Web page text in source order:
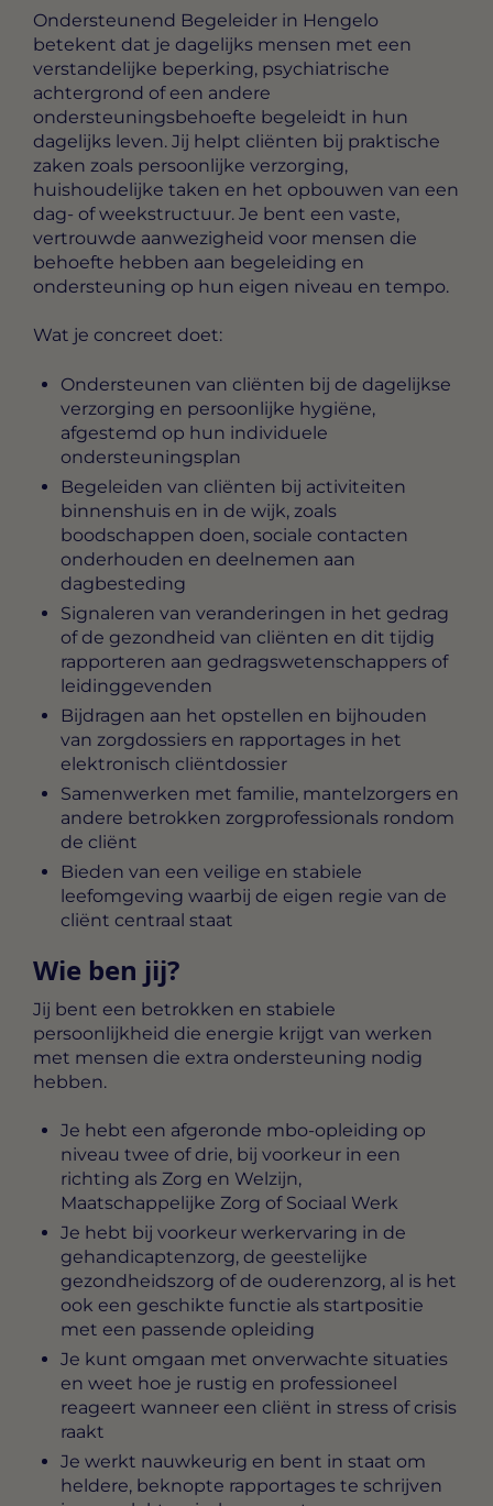
Ondersteunend Begeleider in Hengelo
betekent dat je dagelijks mensen met een
verstandelijke beperking, psychiatrische
achtergrond of een andere
ondersteuningsbehoefte begeleidt in hun
dagelijks leven. Jij helpt cliënten bij praktische
zaken zoals persoonlijke verzorging,
huishoudelijke taken en het opbouwen van een
dag- of weekstructuur. Je bent een vaste,
vertrouwde aanwezigheid voor mensen die
behoefte hebben aan begeleiding en
ondersteuning op hun eigen niveau en tempo.
Wat je concreet doet:
Ondersteunen van cliënten bij de dagelijkse
verzorging en persoonlijke hygiëne,
afgestemd op hun individuele
ondersteuningsplan
Begeleiden van cliënten bij activiteiten
binnenshuis en in de wijk, zoals
boodschappen doen, sociale contacten
onderhouden en deelnemen aan
dagbesteding
Signaleren van veranderingen in het gedrag
of de gezondheid van cliënten en dit tijdig
rapporteren aan gedragswetenschappers of
leidinggevenden
Bijdragen aan het opstellen en bijhouden
van zorgdossiers en rapportages in het
elektronisch cliëntdossier
Samenwerken met familie, mantelzorgers en
andere betrokken zorgprofessionals rondom
de cliënt
Bieden van een veilige en stabiele
leefomgeving waarbij de eigen regie van de
cliënt centraal staat
Wie ben jij?
Jij bent een betrokken en stabiele
persoonlijkheid die energie krijgt van werken
met mensen die extra ondersteuning nodig
hebben.
Je hebt een afgeronde mbo-opleiding op
niveau twee of drie, bij voorkeur in een
richting als Zorg en Welzijn,
Maatschappelijke Zorg of Sociaal Werk
Je hebt bij voorkeur werkervaring in de
gehandicaptenzorg, de geestelijke
gezondheidszorg of de ouderenzorg, al is het
ook een geschikte functie als startpositie
met een passende opleiding
Je kunt omgaan met onverwachte situaties
en weet hoe je rustig en professioneel
reageert wanneer een cliënt in stress of crisis
raakt
Je werkt nauwkeurig en bent in staat om
heldere, beknopte rapportages te schrijven